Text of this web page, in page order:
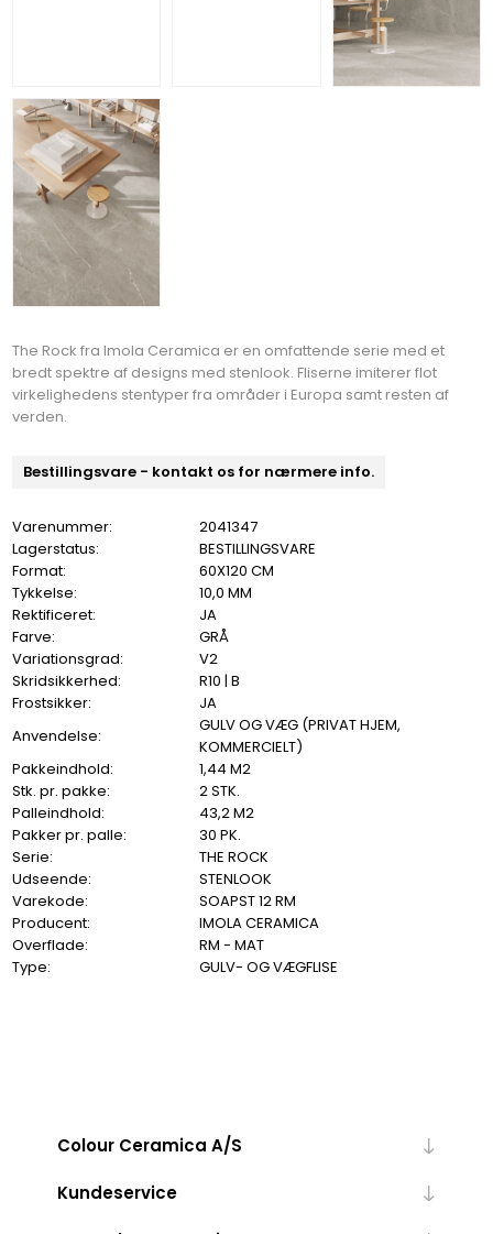
The Rock fra Imola Ceramica er en omfattende serie med et
bredt spektre af designs med stenlook. Fliserne imiterer flot
virkelighedens stentyper fra områder i Europa samt resten af
verden.
Bestillingsvare - kontakt os for nærmere info.
Varenummer:
2041347
Lagerstatus:
BESTILLINGSVARE
Format:
60X120 CM
Tykkelse:
10,0 MM
Rektificeret:
JA
Farve:
GRÅ
Variationsgrad:
V2
Skridsikkerhed:
R10 | B
Frostsikker:
JA
Anvendelse:
GULV OG VÆG (PRIVAT HJEM,
KOMMERCIELT)
Pakkeindhold:
1,44 M2
Stk. pr. pakke:
2 STK.
Palleindhold:
43,2 M2
Pakker pr. palle:
30 PK.
Serie:
THE ROCK
Udseende:
STENLOOK
Varekode:
SOAPST 12 RM
Producent:
IMOLA CERAMICA
Overflade:
RM - MAT
Type:
GULV- OG VÆGFLISE
Colour Ceramica A/S
Kundeservice